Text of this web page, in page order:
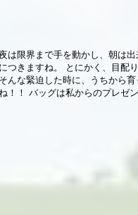
は限界まで手を動かし、朝は
につきますね。 とにかく、目配
そんな緊迫した時に、うちから
！！ バッグは私からのプレゼ